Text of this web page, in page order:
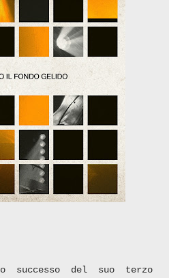
successo del suo terzo